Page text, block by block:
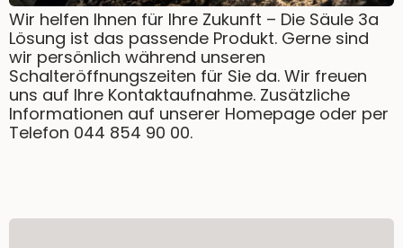
Wir helfen Ihnen für Ihre Zukunft – Die Säule 3a
Lösung ist das passende Produkt. Gerne sind
wir persönlich während unseren
Schalteröffnungszeiten für Sie da. Wir freuen
uns auf Ihre Kontaktaufnahme. Zusätzliche
Informationen auf unserer Homepage oder per
Telefon 044 854 90 00.